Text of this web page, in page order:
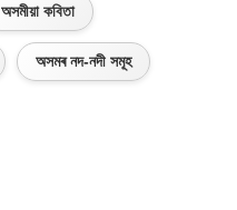
অসমীয়া কবিতা
অসমৰ নদ-নদী সমূহ